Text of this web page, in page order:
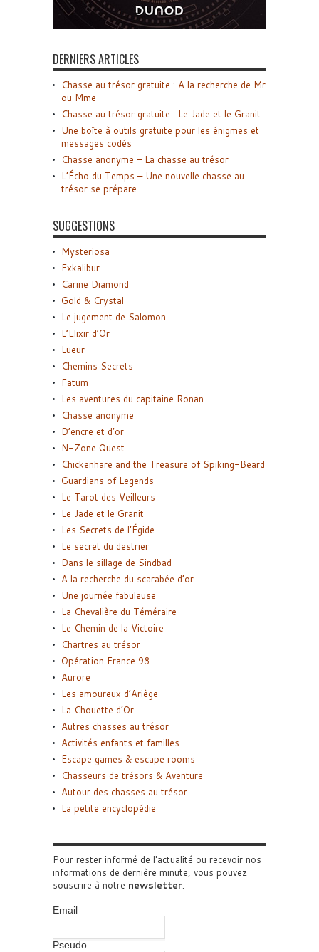
DERNIERS ARTICLES
Chasse au trésor gratuite : A la recherche de Mr
ou Mme
Chasse au trésor gratuite : Le Jade et le Granit
Une boîte à outils gratuite pour les énigmes et
messages codés
Chasse anonyme – La chasse au trésor
L’Écho du Temps – Une nouvelle chasse au
trésor se prépare
SUGGESTIONS
Mysteriosa
Exkalibur
Carine Diamond
Gold & Crystal
Le jugement de Salomon
L’Elixir d’Or
Lueur
Chemins Secrets
Fatum
Les aventures du capitaine Ronan
Chasse anonyme
D’encre et d’or
N-Zone Quest
Chickenhare and the Treasure of Spiking-Beard
Guardians of Legends
Le Tarot des Veilleurs
Le Jade et le Granit
Les Secrets de l’Égide
Le secret du destrier
Dans le sillage de Sindbad
A la recherche du scarabée d’or
Une journée fabuleuse
La Chevalière du Téméraire
Le Chemin de la Victoire
Chartres au trésor
Opération France 98
Aurore
Les amoureux d’Ariège
La Chouette d’Or
Autres chasses au trésor
Activités enfants et familles
Escape games & escape rooms
Chasseurs de trésors & Aventure
Autour des chasses au trésor
La petite encyclopédie
Pour rester informé de l'actualité ou recevoir nos
informations de dernière minute, vous pouvez
souscrire à notre newsletter.
Email
Pseudo